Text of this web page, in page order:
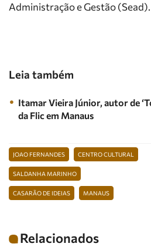
Administração e Gestão (Sead).
Leia também
Itamar Vieira Júnior, autor de
da Flic em Manaus
JOAO FERNANDES CENTRO CULTURAL
SALDANHA MARINHO
CASARÃO DE IDEIAS MANAUS
Relacionados